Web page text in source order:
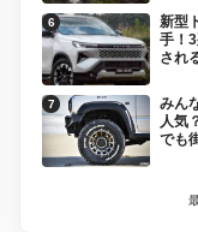
新型
手！
され
みん
人気
でも